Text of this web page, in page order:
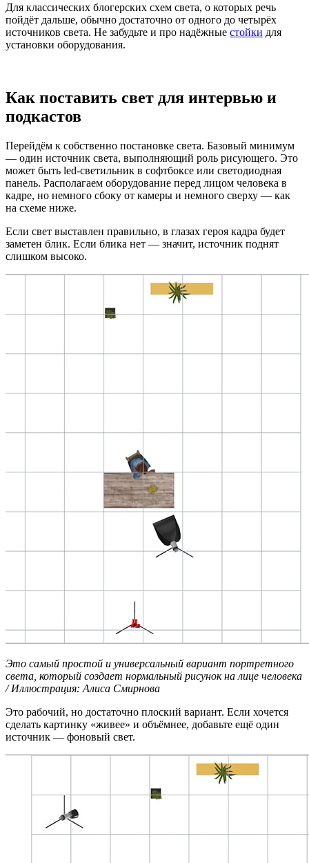
Для классических блогерских схем света, о которых речь
пойдёт дальше, обычно достаточно от одного до четырёх
источников света. Не забудьте и про надёжные стойки для
установки оборудования.
Как поставить свет для интервью и
подкастов
Перейдём к собственно постановке света. Базовый минимум
— один источник света, выполняющий роль рисующего. Это
может быть led-светильник в софтбоксе или светодиодная
панель. Располагаем оборудование перед лицом человека в
кадре, но немного сбоку от камеры и немного сверху — как
на схеме ниже.
Если свет выставлен правильно, в глазах героя кадра будет
заметен блик. Если блика нет — значит, источник поднят
слишком высоко.
Это самый простой и универсальный вариант портретного
света, который создает нормальный рисунок на лице человека
/ Иллюстрация: Алиса Смирнова
Это рабочий, но достаточно плоский вариант. Если хочется
сделать картинку «живее» и объёмнее, добавьте ещё один
источник — фоновый свет.